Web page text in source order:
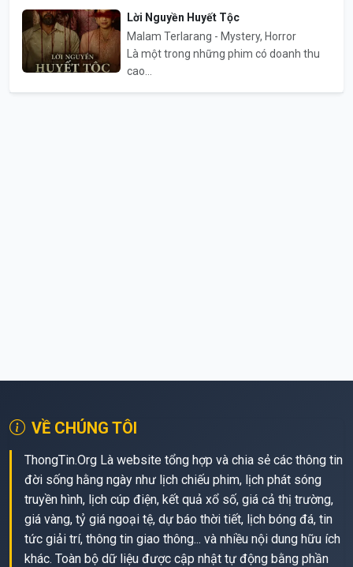
Lời Nguyền Huyết Tộc
Malam Terlarang - Mystery, Horror
Là một trong những phim có doanh thu
cao...
VỀ CHÚNG TÔI
ThongTin.Org Là website tổng hợp và chia sẻ các thông tin
đời sống hằng ngày như lịch chiếu phim, lịch phát sóng
truyền hình, lịch cúp điện, kết quả xổ số, giá cả thị trường,
giá vàng, tỷ giá ngoại tệ, dự báo thời tiết, lịch bóng đá, tin
tức giải trí, thông tin giao thông... và nhiều nội dung hữu ích
khác. Toàn bộ dữ liệu được cập nhật tự động bằng phần